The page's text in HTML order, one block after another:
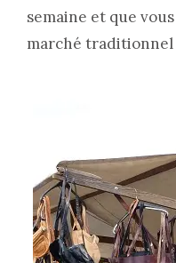
semaine et que
marché traditionnel